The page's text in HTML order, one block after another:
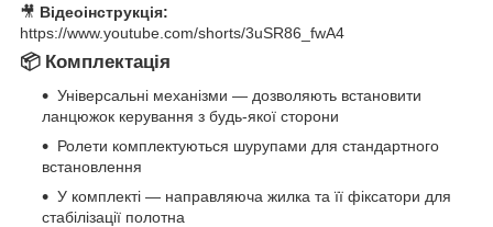
🎥 Відеоінструкція:
https://www.youtube.com/shorts/3uSR86_fwA4
📦 Комплектація
Універсальні механізми — дозволяють встановити
ланцюжок керування з будь-якої сторони
Ролети комплектуються шурупами для стандартного
встановлення
У комплекті — направляюча жилка та її фіксатори для
стабілізації полотна